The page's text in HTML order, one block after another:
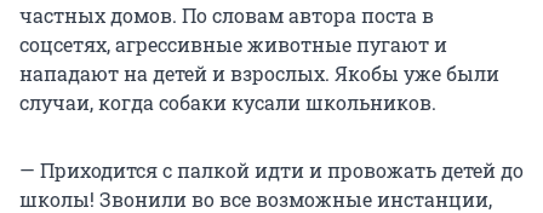
частных домов. По словам автора поста в
соцсетях, агрессивные животные пугают и
нападают на детей и взрослых. Якобы уже были
случаи, когда собаки кусали школьников.
— Приходится с палкой идти и провожать детей до
школы! Звонили во все возможные инстанции,